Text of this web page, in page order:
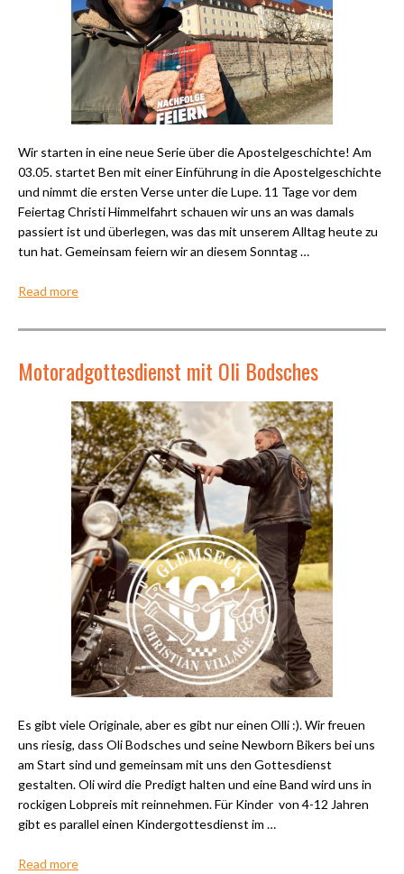
Wir starten in eine neue Serie über die Apostelgeschichte! Am
03.05. startet Ben mit einer Einführung in die Apostelgeschichte
und nimmt die ersten Verse unter die Lupe. 11 Tage vor dem
Feiertag Christi Himmelfahrt schauen wir uns an was damals
passiert ist und überlegen, was das mit unserem Alltag heute zu
tun hat. Gemeinsam feiern wir an diesem Sonntag …
Read more
Motoradgottesdienst mit Oli Bodsches
Es gibt viele Originale, aber es gibt nur einen Olli :). Wir freuen
uns riesig, dass Oli Bodsches und seine Newborn Bikers bei uns
am Start sind und gemeinsam mit uns den Gottesdienst
gestalten. Oli wird die Predigt halten und eine Band wird uns in
rockigen Lobpreis mit reinnehmen. Für Kinder von 4-12 Jahren
gibt es parallel einen Kindergottesdienst im …
Read more